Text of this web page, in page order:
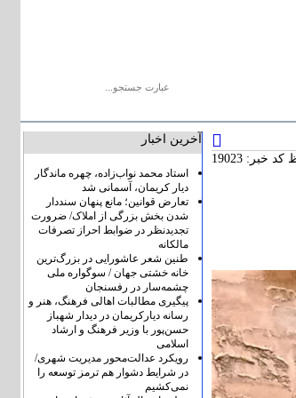
کد خبر: 19023
آخرین اخبار
استاد محمد نواب‌زاده، چهره ماندگار
دیار کریمان، آسمانی شد
تعارض قوانین؛ مانع پنهان سنددار
شدن بخش بزرگی از املاک/ ضرورت
تجدیدنظر در ضوابط احراز تصرفات
مالکانه
طنین شعر عاشورایی در بزرگ‌ترین
خانه خشتی جهان / سوگواره ملی
چشمه‌سار در رفسنجان
پیگیری مطالبات اهالی فرهنگ، هنر و
رسانه دیارکریمان در دیدار شهباز
حسن‌پور با وزیر فرهنگ و ارشاد
اسلامی
رویکرد عدالت‌محور مدیریت شهری/
در شرایط دشوار هم ترمز توسعه را
نمی‌کشیم